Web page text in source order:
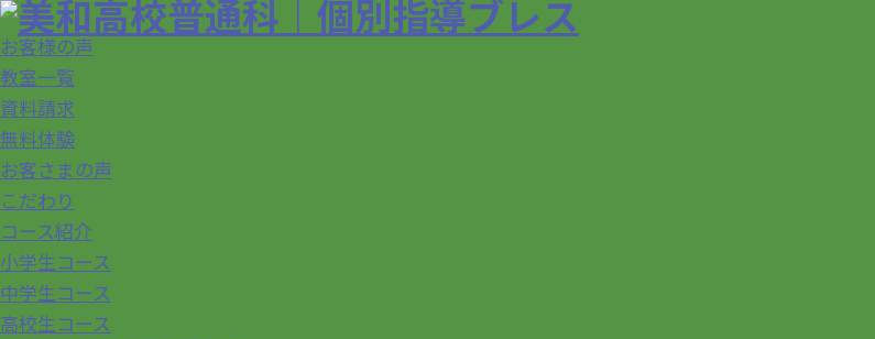
お客様の声
教室一覧
資料請求
無料体験
お客さまの声
こだわり
コース紹介
小学生コース
中学生コース
高校生コース